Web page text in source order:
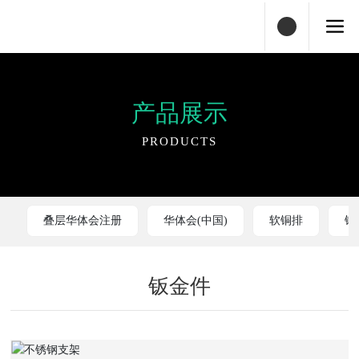
产品展示
PRODUCTS
叠层华体会注册 华体会(中国) 软铜排 铜
钣金件